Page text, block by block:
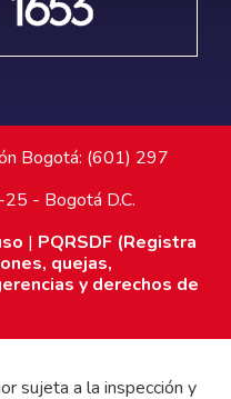
Bogotá: (601) 297
- Bogotá D.C.
| PQRSDF (Registra
quejas,
y derechos de
sujeta a la inspección y